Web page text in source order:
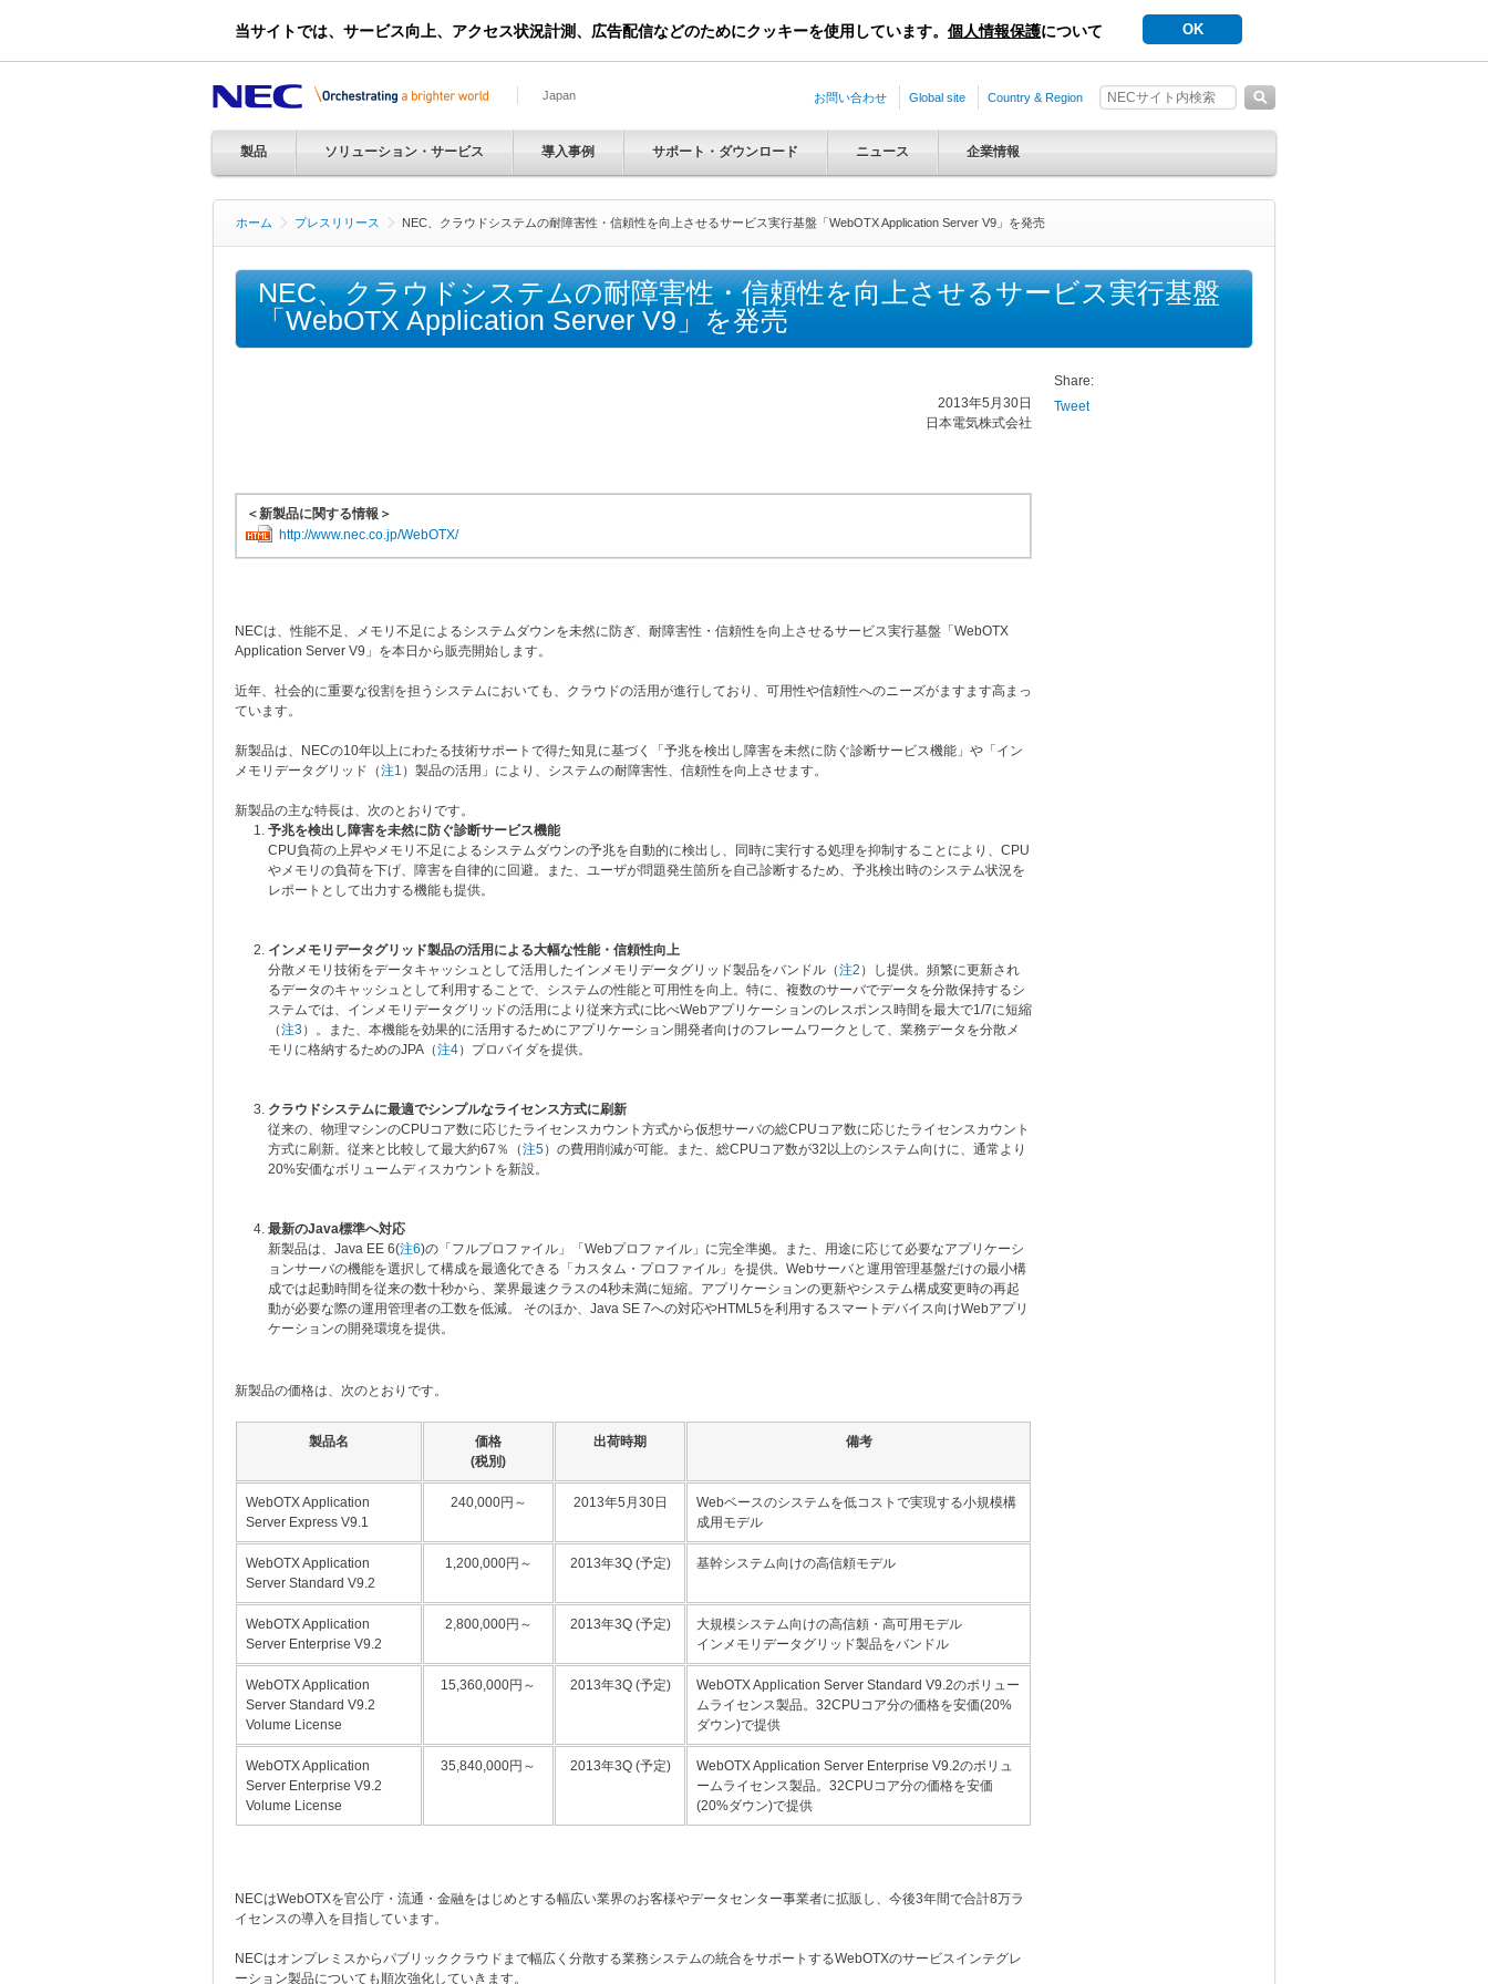
当サイトでは、サービス向上、アクセス状況計測、広告配信などのためにクッキーを使用しています。 個人情報保護について OK
Japan お問い合わせ Global site Country & Region
製品 ソリューション・サービス 導入事例 サポート・ダウンロード ニュース 企業情報
ホーム プレスリリース NEC、クラウドシステムの耐障害性・信頼性を向上させるサービス実行基盤「WebOTX Application Server V9」を発売
NEC、クラウドシステムの耐障害性・信頼性を向上させるサービス実行基盤
「WebOTX Application Server V9」を発売
2013年5月30日
日本電気株式会社
＜新製品に関する情報＞
http://www.nec.co.jp/WebOTX/
NECは、性能不足、メモリ不足によるシステムダウンを未然に防ぎ、耐障害性・信頼性を向上させるサービス実行基盤「WebOTX
Application Server V9」を本日から販売開始します。
近年、社会的に重要な役割を担うシステムにおいても、クラウドの活用が進行しており、可用性や信頼性へのニーズがますます高まっ
ています。
新製品は、NECの10年以上にわたる技術サポートで得た知見に基づく「予兆を検出し障害を未然に防ぐ診断サービス機能」や「イン
メモリデータグリッド（注1 ）製品の活用」により、システムの耐障害性、信頼性を向上させます。
新製品の主な特長は、次のとおりです。
予兆を検出し障害を未然に防ぐ診断サービス機能
CPU負荷の上昇やメモリ不足によるシステムダウンの予兆を自動的に検出し、同時に実行する処理を抑制することにより、CPU
やメモリの負荷を下げ、障害を自律的に回避。また、ユーザが問題発生箇所を自己診断するため、予兆検出時のシステム状況を
レポートとして出力する機能も提供。
インメモリデータグリッド製品の活用による大幅な性能・信頼性向上
分散メモリ技術をデータキャッシュとして活用したインメモリデータグリッド製品をバンドル（注2 ）し提供。頻繁に更新され
るデータのキャッシュとして利用することで、システムの性能と可用性を向上。特に、複数のサーバでデータを分散保持するシ
ステムでは、インメモリデータグリッドの活用により従来方式に比べWebアプリケーションのレスポンス時間を最大で1/7に短縮
（注3）。また、本機能を効果的に活用するためにアプリケーション開発者向けのフレームワークとして、業務データを分散メ
モリに格納するためのJPA（注4）プロバイダを提供。
クラウドシステムに最適でシンプルなライセンス方式に刷新
従来の、物理マシンのCPUコア数に応じたライセンスカウント方式から仮想サーバの総CPUコア数に応じたライセンスカウント
方式に刷新。従来と比較して最大約67％（注5）の費用削減が可能。また、総CPUコア数が32以上のシステム向けに、通常より
20%安価なボリュームディスカウントを新設。
最新のJava標準へ対応
新製品は、Java EE 6(注6)の「フルプロファイル」「Webプロファイル」に完全準拠。また、用途に応じて必要なアプリケーシ
ョンサーバの機能を選択して構成を最適化できる「カスタム・プロファイル」を提供。Webサーバと運用管理基盤だけの最小構
成では起動時間を従来の数十秒から、業界最速クラスの4秒未満に短縮。アプリケーションの更新やシステム構成変更時の再起
動が必要な際の運用管理者の工数を低減。 そのほか、Java SE 7への対応やHTML5を利用するスマートデバイス向けWebアプリ
ケーションの開発環境を提供。
新製品の価格は、次のとおりです。
製品名
価格
(税別)
出荷時期 備考
WebOTX Application
Server Express V9.1
240,000円～ 2013年5月30日
Webベースのシステムを低コストで実現する小規模構
成用モデル
WebOTX Application
Server Standard V9.2
1,200,000円～ 2013年3Q (予定) 基幹システム向けの高信頼モデル
WebOTX Application
Server Enterprise V9.2
2,800,000円～ 2013年3Q (予定)
大規模システム向けの高信頼・高可用モデル
インメモリデータグリッド製品をバンドル
WebOTX Application
Server Standard V9.2
Volume License
15,360,000円～ 2013年3Q (予定)
WebOTX Application Server Standard V9.2のボリュー
ムライセンス製品。32CPUコア分の価格を安価(20%
ダウン)で提供
WebOTX Application
Server Enterprise V9.2
Volume License
35,840,000円～ 2013年3Q (予定)
WebOTX Application Server Enterprise V9.2のボリュ
ームライセンス製品。32CPUコア分の価格を安価
(20%ダウン)で提供
NECはWebOTXを官公庁・流通・金融をはじめとする幅広い業界のお客様やデータセンター事業者に拡販し、今後3年間で合計8万ラ
イセンスの導入を目指しています。
NECはオンプレミスからパブリッククラウドまで幅広く分散する業務システムの統合をサポートするWebOTXのサービスインテグレ
ーション製品についても順次強化していきます。
Share:
Tweet